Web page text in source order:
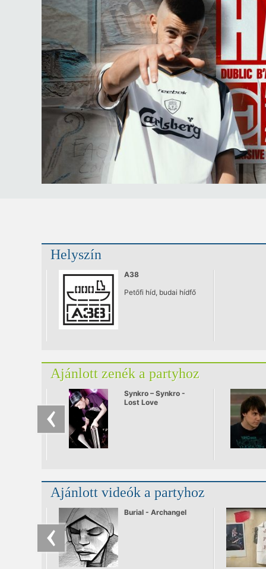
Helyszín
A38
Petőfi híd, budai hídfő
Ajánlott zenék a partyhoz
Synkro – Synkro -
Lost Love
Ajánlott videók a partyhoz
Burial - Archangel